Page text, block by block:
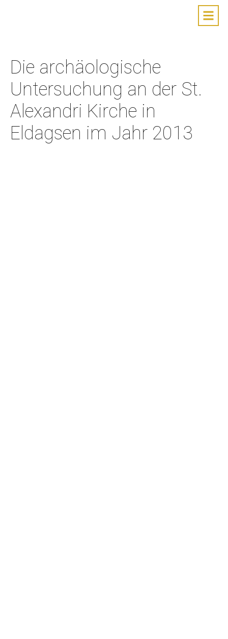
Die archäologische
Untersuchung an der St.
Alexandri Kirche in
Eldagsen im Jahr 2013